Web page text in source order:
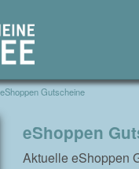
eShoppen Gutscheine
eShoppen
Aktuelle eShoppen